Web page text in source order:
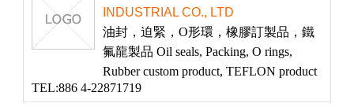
INDUSTRIAL CO., LTD
油封，迫緊，O形環，橡膠訂製品，鐵
氟龍製品 Oil seals, Packing, O rings,
Rubber custom product, TEFLON product
TEL:886 4-22871719